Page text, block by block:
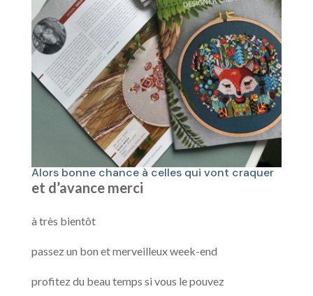
Alors bonne chance à celles qui vont craquer
et d’avance merci
à très bientôt
passez un bon et merveilleux week-end
profitez du beau temps si vous le pouvez